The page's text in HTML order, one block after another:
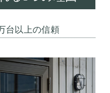
台以上の信頼